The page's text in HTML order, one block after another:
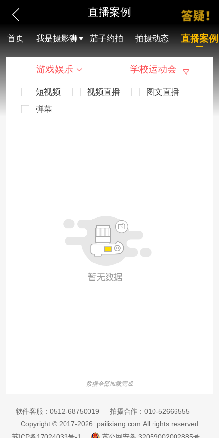
直播案例
首页 我是摄影狮 茄子约拍 拍摄动态 直播案例
游戏娱乐 学校运动会
短视频 视频直播
图文直播
弹幕
-- 数据全部加载完成 --
软件客服： 0512-68750019 拍摄合作： 010-52666555
Copyright © 2017-2026 pailixiang.com All rights reserved
苏ICP备17024033号-1
苏公网安备 32059002002885号